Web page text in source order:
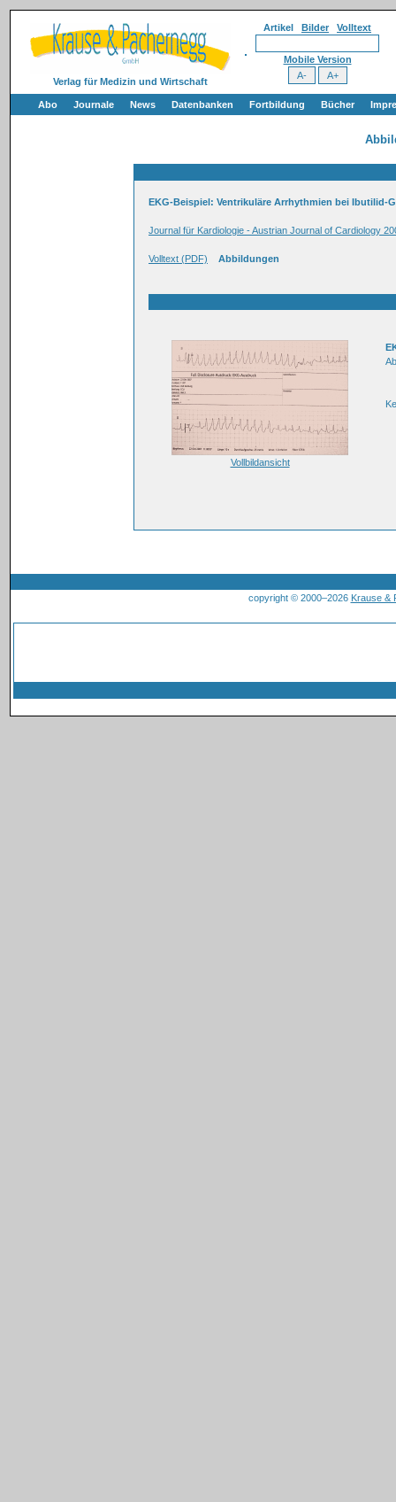
Verlag für Medizin und Wirtschaft
Artikel Bilder Volltext
Mobile Version
Abo Journale News Datenbanken Fortbildung Bücher
EKG-Beispiel: Ventrikuläre Arrhythmien bei Ibutilid-
Journal für Kardiologie - Austrian Journal of Cardiology
Volltext (PDF) Abbildungen
Vollbildansicht
copyright © 2000–2026 Krause &